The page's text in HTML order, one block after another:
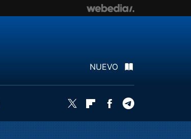
NUEVO
Twitter FlipboardFacebook